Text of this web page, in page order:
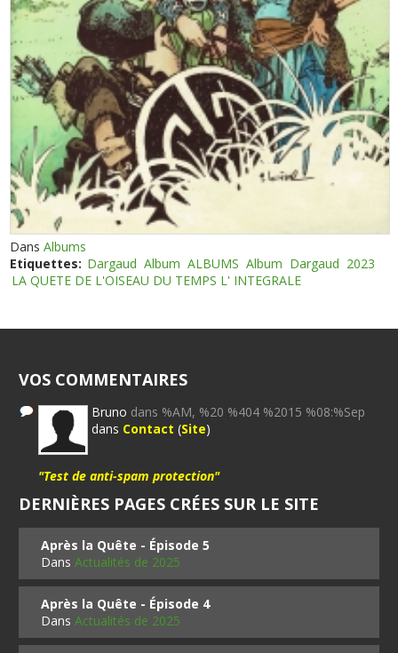
DansAlbums
Etiquettes: Dargaud Album ALBUMS Album Dargaud 2023
LA QUETE DE L'OISEAU DU TEMPS L' INTEGRALE
VOS COMMENTAIRES
Bruno dans %AM, %20 %404 %2015 %08:%Sep
dans Contact (Site)
"Test de anti-spam protection"
DERNIÈRES PAGES CRÉES SUR LE SITE
Après la Quête - Épisode 5
DansActualités de 2025
Après la Quête - Épisode 4
DansActualités de 2025